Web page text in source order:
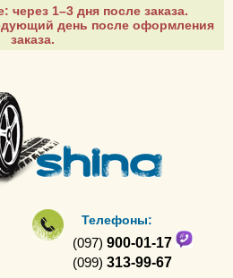
1–3 дня после заказа.
день после оформления
заказа.
Телефоны:
(097) 900-01-17
(099) 313-99-67